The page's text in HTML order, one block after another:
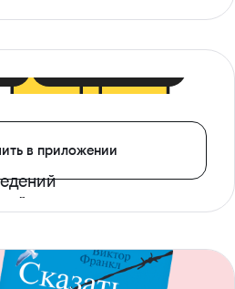
в приложении